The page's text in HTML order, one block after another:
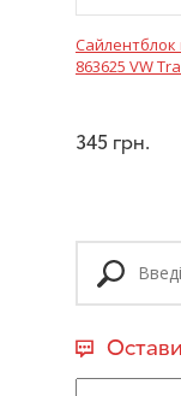
Сайлентблок
863625 VW
345 грн.